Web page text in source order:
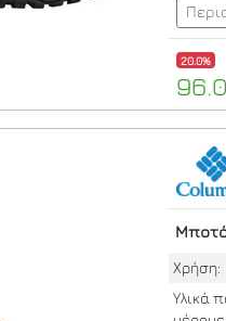
20.0%
Χρήση:
Υλικά